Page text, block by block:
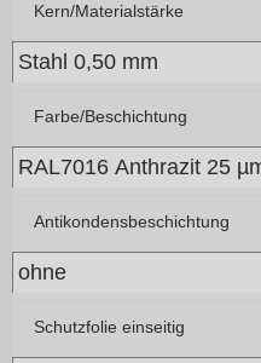
Kern/Materialstärke
Farbe/Beschichtung
Antikondensbeschichtung
Schutzfolie einseitig